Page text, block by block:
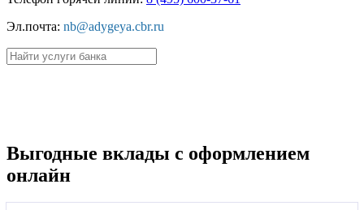
Эл.почта: nb@adygeya.cbr.ru
Выгодные вклады с оформлением
онлайн